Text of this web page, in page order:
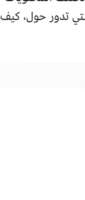
تدور حول، كيف